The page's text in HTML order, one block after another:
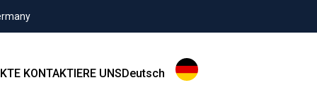
KONTAKTIERE UNSDeutsch